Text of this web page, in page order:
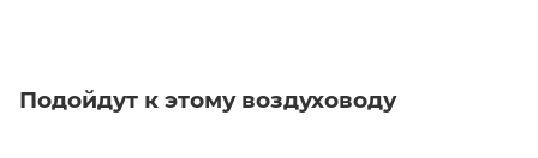
Подойдут к этому воздуховоду